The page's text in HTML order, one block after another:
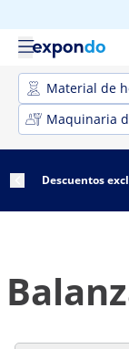
Material de
Maquinaria
Descuentos